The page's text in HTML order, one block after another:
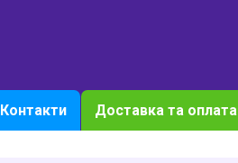
Контакти Доставка та оплата